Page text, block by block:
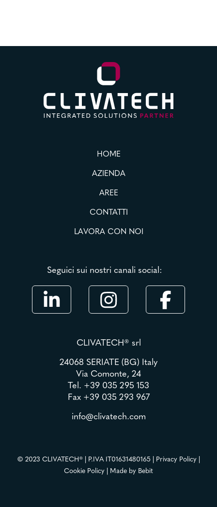
HOME
AZIENDA
AREE
CONTATTI
LAVORA CON NOI
Seguici sui nostri canali social:
CLIVATECH® srl
24068 SERIATE (BG) Italy
Via Comonte, 24
Tel. +39 035 295 153
Fax +39 035 293 967
info@clivatech.com
© 2023 CLIVATECH® | P.IVA IT01631480165 | Privacy Policy
Cookie Policy | Made by Bebit